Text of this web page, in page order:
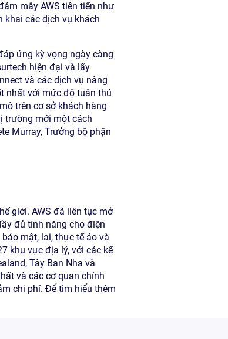
mây AWS tiên tiến như
khai các dịch vụ khách
ứng kỳ vọng ngày càng
hiện đại và lấy
và các dịch vụ nâng
nhất với mức độ tuân thủ
trên cơ sở khách hàng
trường mới một cách
Murray, Trưởng bộ phận
giới. AWS đã liên tục mở
đủ tính năng cho điện
mật, lai, thực tế ảo và
khu vực địa lý, với các kế
Tây Ban Nha và
và các cơ quan chính
chi phí. Để tìm hiểu thêm